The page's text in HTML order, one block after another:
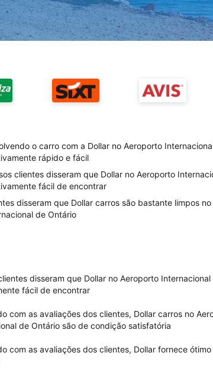
o carro com a Dollar no Aeroporto
rápido e fácil
clientes disseram que Dollar no Aeroporto
fácil de encontrar
disseram que Dollar carros são bastante limpos
de Ontário
disseram que Dollar no Aeroporto
fácil de encontrar
com as avaliações dos clientes, Dollar carros no
de Ontário são de condição satisfatória
com as avaliações dos clientes, Dollar fornece